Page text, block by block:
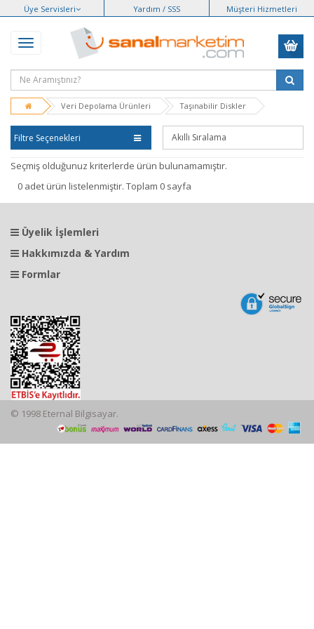
Üye Servisleri Yardım / SSS Müşteri Hizmetleri
Veri Depolama Ürünleri Taşınabilir Diskler
Filtre Seçenekleri
Seçmiş olduğunuz kriterlerde ürün bulunamamıştır.
0 adet ürün listelenmiştir. Toplam 0 sayfa
Üyelik İşlemleri
Hakkımızda & Yardım
Formlar
© 1998 Eternal Bilgisayar.